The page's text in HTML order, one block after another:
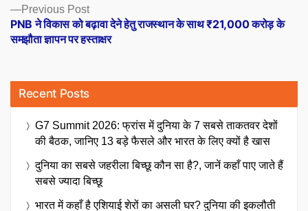
Previous PostPrevious
post:
PNB ने विकास को बढ़ावा देने हेतु राजस्थान के साथ ₹21,000 करोड़ के
समझौता ज्ञापन पर हस्ताक्षर
Recent Posts
G7 Summit 2026: फ्रांस में दुनिया के 7 सबसे ताकतवर देशों
की बैठक, जानिए 13 बड़े फैसले और भारत के लिए क्यों है खास
दुनिया का सबसे जहरीला बिच्छू कौन सा है?, जानें कहाँ पाए जाते हैं
सबसे ज्यादा बिच्छू
भारत में कहाँ है एशियाई शेरों का असली घर? दुनिया की इकलौती